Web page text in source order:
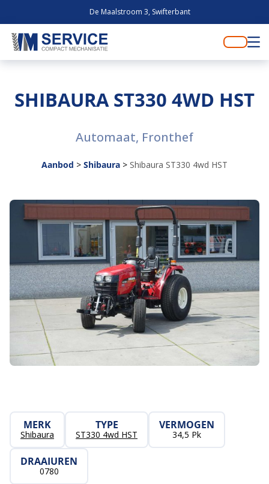
De Maalstroom 3, Swifterbant
SHIBAURA ST330 4WD HST
Automaat, Fronthef
Aanbod > Shibaura > Shibaura ST330 4wd HST
MERK
Shibaura
TYPE
ST330 4wd HST
VERMOGEN
34,5 Pk
DRAAIUREN
0780